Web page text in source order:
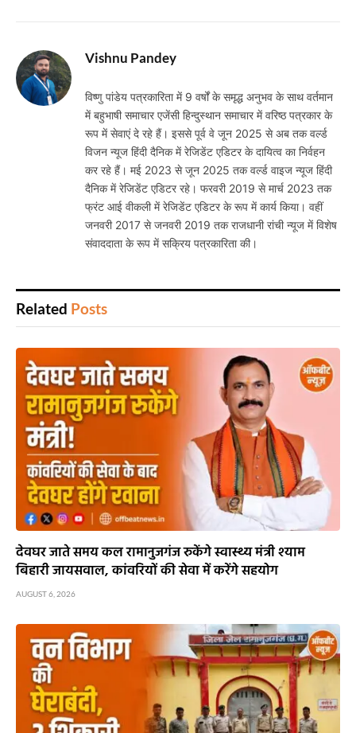
Vishnu Pandey
विष्णु पांडेय पत्रकारिता में 9 वर्षों के समृद्ध अनुभव के साथ वर्तमान
में बहुभाषी समाचार एजेंसी हिन्दुस्थान समाचार में वरिष्ठ पत्रकार के
रूप में सेवाएं दे रहे हैं। इससे पूर्व वे जून 2025 से अब तक वर्ल्ड
विजन न्यूज हिंदी दैनिक में रेजिडेंट एडिटर के दायित्व का निर्वहन
कर रहे हैं। मई 2023 से जून 2025 तक वर्ल्ड वाइज न्यूज हिंदी
दैनिक में रेजिडेंट एडिटर रहे। फरवरी 2019 से मार्च 2023 तक
फ्रंट आई वीकली में रेजिडेंट एडिटर के रूप में कार्य किया। वहीं
जनवरी 2017 से जनवरी 2019 तक राजधानी रांची न्यूज में विशेष
संवाददाता के रूप में सक्रिय पत्रकारिता की।
Related Posts
देवघर जाते समय कल रामानुजगंज रुकेंगे स्वास्थ्य मंत्री श्याम
बिहारी जायसवाल, कांवरियों की सेवा में करेंगे सहयोग
AUGUST 6, 2026